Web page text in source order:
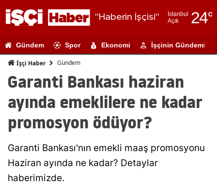
"Haberin İşçisi"
İstanbul
Açık
24°
Adıyaman
Ağrı
Amasya
Antalya
Gündem Spor Ekonomi İşçinin Gündemi
İşçi Haber Gündem
Garanti Bankası haziran
ayında emeklilere ne kadar
promosyon ödüyor?
Garanti Bankası'nın emekli maaş promosyonu
Haziran ayında ne kadar? Detaylar
haberimizde.